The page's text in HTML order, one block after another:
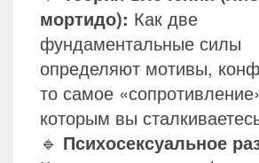
мортидо): Как две
фундаментальные силы
определяют мотивы,
то самое
которым вы
🔹 Психосексуальное